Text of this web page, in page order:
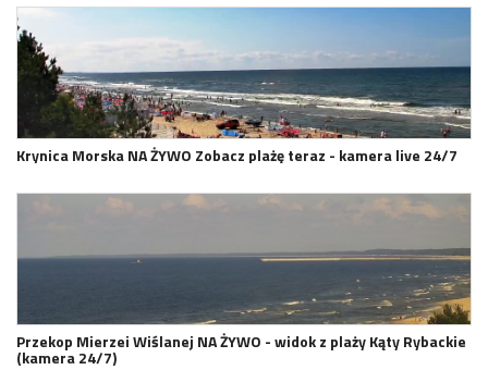
Krynica Morska NA ŻYWO Zobacz plażę teraz - kamera live 24/7
Przekop Mierzei Wiślanej NA ŻYWO - widok z plaży Kąty Rybackie
(kamera 24/7)